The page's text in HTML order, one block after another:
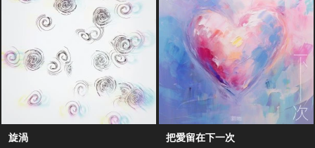
旋渦 把愛留在下一次